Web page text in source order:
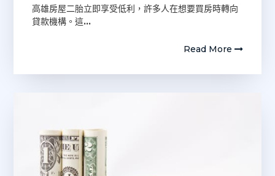
高雄房屋二胎立即享受低利，許多人在想要買房時轉向
貸款機構。這…
Read More